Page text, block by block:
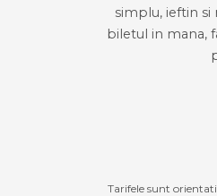
simplu, ieftin si
biletul in mana,
Tarifele sunt